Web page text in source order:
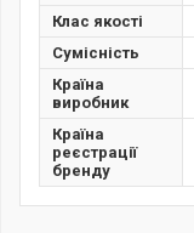
Клас якості
Сумісність
Країна
виробник
Країна
реєстрації
бренду